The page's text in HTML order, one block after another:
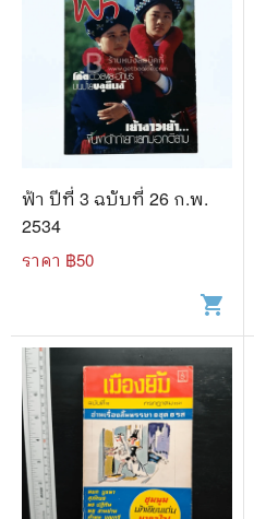
ฟ้า ปีที่ 3 ฉบับที่ 26 ก.พ.
2534
ราคา ฿50
shopping_cart